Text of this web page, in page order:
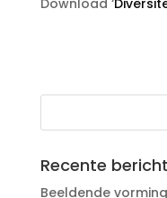
Recente
Beeldende